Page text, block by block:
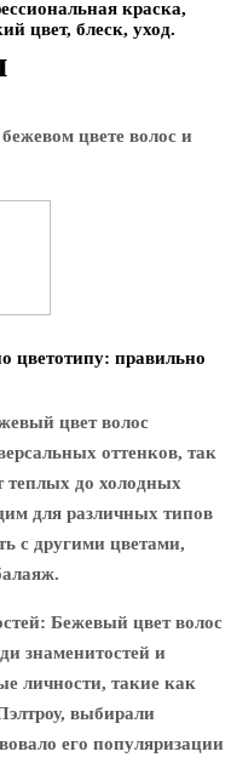
краска,
цвет, блеск, уход.
цвете волос и
цветотипу: правильно
цвет волос
оттенков, так
теплых до холодных
для различных типов
с другими цветами,
: Бежевый цвет волос
знаменитостей и
личности, такие как
выбирали
его популяризации